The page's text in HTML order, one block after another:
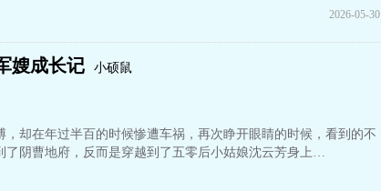
2026-05-30
嫂成长记
小硕鼠
，却在年过半百的时候惨遭车祸，再次睁开眼睛的时候，看到的不
了阴曹地府，反而是穿越到了五零后小姑娘沈云芳身上…